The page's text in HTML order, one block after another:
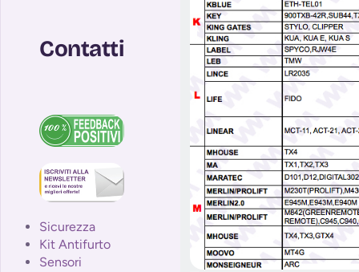
Contatti
Sicurezza
Kit Antifurto
Sensori